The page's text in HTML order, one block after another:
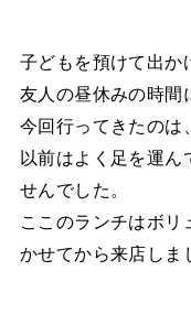
子どもを預けて出か
友人の昼休みの時間
今回行ってきたのは
以前はよく足を運ん
せんでした。
ここのランチはボリ
かせてから来店しま